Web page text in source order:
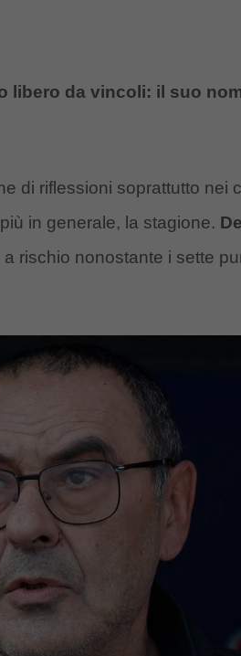
libero da vincoli: il suo
di riflessioni soprattutto nei
in generale, la stagione.
rischio nonostante i sette